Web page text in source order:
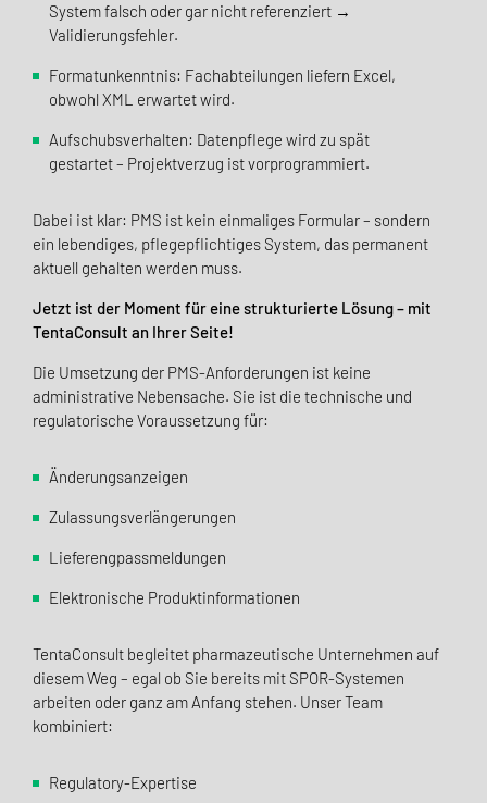
System falsch oder gar nicht referenziert →
Validierungsfehler.
Formatunkenntnis: Fachabteilungen liefern Excel,
obwohl XML erwartet wird.
Aufschubsverhalten: Datenpflege wird zu spät
gestartet – Projektverzug ist vorprogrammiert.
Dabei ist klar: PMS ist kein einmaliges Formular – sondern
ein lebendiges, pflegepflichtiges System, das permanent
aktuell gehalten werden muss.
Jetzt ist der Moment für eine strukturierte Lösung – mit
TentaConsult an Ihrer Seite!
Die Umsetzung der PMS-Anforderungen ist keine
administrative Nebensache. Sie ist die technische und
regulatorische Voraussetzung für:
Änderungsanzeigen
Zulassungsverlängerungen
Lieferengpassmeldungen
Elektronische Produktinformationen
TentaConsult begleitet pharmazeutische Unternehmen auf
diesem Weg – egal ob Sie bereits mit SPOR-Systemen
arbeiten oder ganz am Anfang stehen. Unser Team
kombiniert:
Regulatory-Expertise